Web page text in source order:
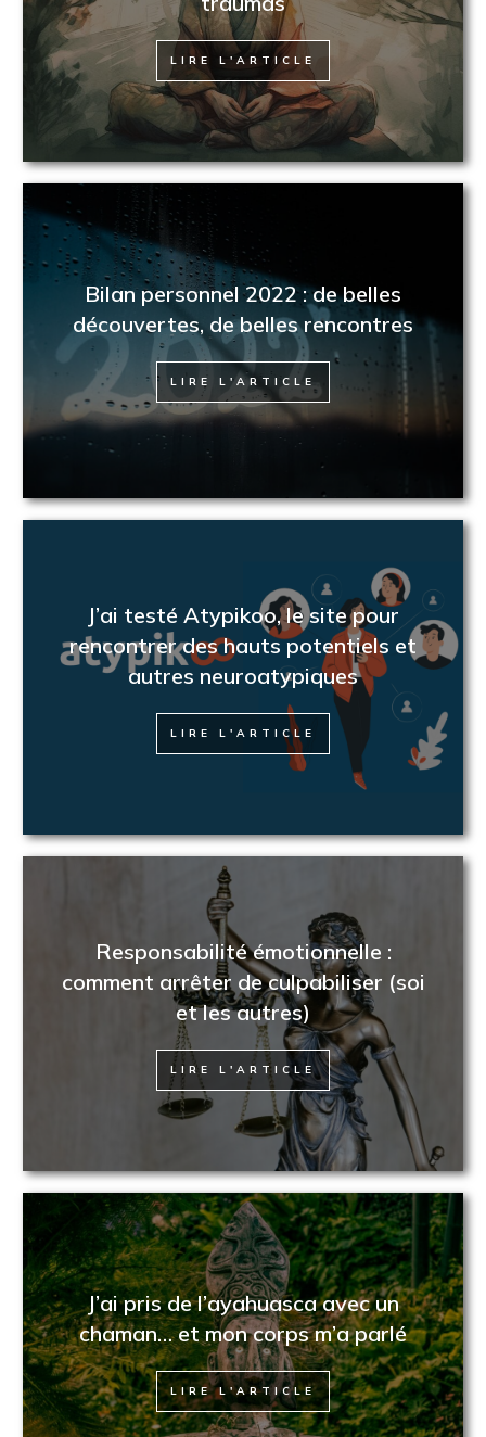
LIRE L'ARTICLE
Bilan personnel 2022 : de belles
découvertes, de belles rencontres
LIRE L'ARTICLE
J’ai testé Atypikoo, le site pour
rencontrer des hauts potentiels et
autres neuroatypiques
LIRE L'ARTICLE
Responsabilité émotionnelle :
comment arrêter de culpabiliser (soi
et les autres)
LIRE L'ARTICLE
J’ai pris de l’ayahuasca avec un
chaman… et mon corps m’a parlé
LIRE L'ARTICLE